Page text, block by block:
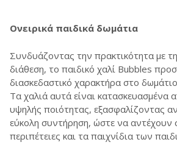
Ονειρικά παιδικά δωμάτια
Συνδυάζοντας την πρακτικότητα με
διάθεση, το παιδικό χαλί Bubbles
διασκεδαστικό χαρακτήρα στο
Τα χαλιά αυτά είναι κατασκευασμένα
υψηλής ποιότητας, εξασφαλίζοντας
εύκολη συντήρηση, ώστε να αντέχουν
περιπέτειες και τα παιχνίδια των